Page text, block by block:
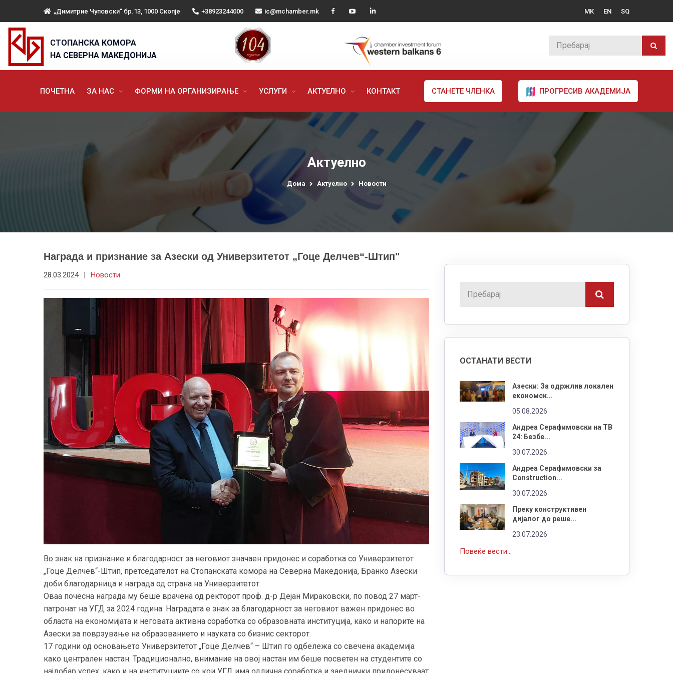
„Димитрие Чуповски“ бр.13, 1000 Скопје +38923244000 ic@mchamber.mk MK EN SQ
СТОПАНСКА КОМОРА
НА СЕВЕРНА МАКЕДОНИЈА
ПОЧЕТНА ЗА НАС ФОРМИ НА ОРГАНИЗИРАЊЕ УСЛУГИ АКТУЕЛНО КОНТАКТ СТАНЕТЕ ЧЛЕНКА ПРОГРЕСИВ АКАДЕМИЈА
Актуелно
Дома Актуелно Новости
Награда и признание за Азески од Универзитетот „Гоце Делчев“-Штип"
28.03.2024 | Новости
Во знак на признание и благодарност за неговиот значаен придонес и соработка со Универзитетот
„Гоце Делчев“-Штип, претседателот на Стопанската комора на Северна Македонија, Бранко Азески
доби благодарница и награда од страна на Универзитетот.
Оваа почесна награда му беше врачена од ректорот проф. д-р Дејан Мираковски, по повод 27 март-
патронат на УГД за 2024 година. Наградата е знак за благодарност за неговиот важен придонес во
областа на економијата и неговата активна соработка со образовната институција, како и напорите на
Азески за поврзување на образованието и науката со бизнис секторот.
17 години од основањето Универзитетот „Гоце Делчев“ – Штип го одбележа со свечена академија
како централен настан. Традиционално, внимание на овој настан им беше посветен на студентите со
ОСТАНАТИ ВЕСТИ
Азески: За одржлив локален
економск...
05.08.2026
Андреа Серафимовски на ТВ
24: Безбе...
30.07.2026
Андреа Серафимовски за
Construction...
30.07.2026
Преку конструктивен
дијалог до реше...
23.07.2026
Повеќе вести...